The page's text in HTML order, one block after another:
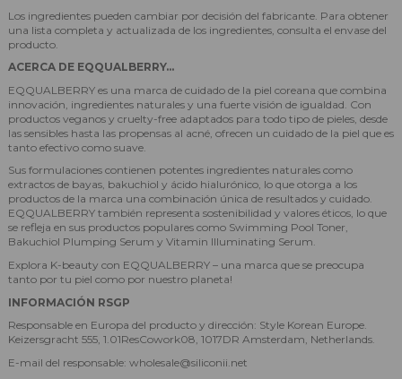
Los ingredientes pueden cambiar por decisión del fabricante. Para obtener
una lista completa y actualizada de los ingredientes, consulta el envase del
producto.
ACERCA DE EQQUALBERRY...
EQQUALBERRY es una marca de cuidado de la piel coreana que combina
innovación, ingredientes naturales y una fuerte visión de igualdad. Con
productos veganos y cruelty-free adaptados para todo tipo de pieles, desde
las sensibles hasta las propensas al acné, ofrecen un cuidado de la piel que es
tanto efectivo como suave.
Sus formulaciones contienen potentes ingredientes naturales como
extractos de bayas, bakuchiol y ácido hialurónico, lo que otorga a los
productos de la marca una combinación única de resultados y cuidado.
EQQUALBERRY también representa sostenibilidad y valores éticos, lo que
se refleja en sus productos populares como Swimming Pool Toner,
Bakuchiol Plumping Serum y Vitamin Illuminating Serum.
Explora K-beauty con EQQUALBERRY – una marca que se preocupa
tanto por tu piel como por nuestro planeta!
INFORMACIÓN RSGP
Responsable en Europa del producto y dirección: Style Korean Europe.
Keizersgracht 555, 1.01ResCowork08, 1017DR Amsterdam, Netherlands.
E-mail del responsable: wholesale@siliconii.net